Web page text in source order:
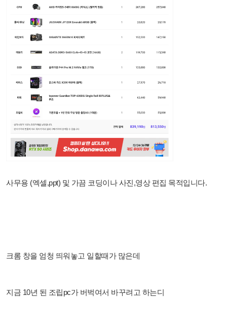
사무용 (엑셀,ppt) 및 가끔 코딩이나 사진,영상 편집 목적입니다.
크롬 창을 엄청 띄워놓고 일할때가 많은데
지금 10년 된 조립pc가 버벅여서 바꾸려고 하는디